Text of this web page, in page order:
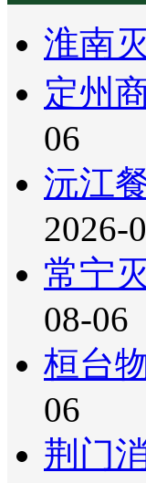
淮南
定州
06
沅江
2026-
常宁
08-06
桓台
06
荆门